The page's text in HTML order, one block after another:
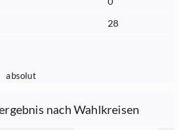
28
absolut
nach Wahlkreisen